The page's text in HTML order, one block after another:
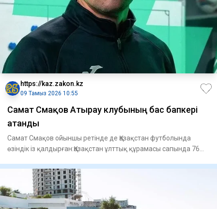
https://kaz.zakon.kz
09 Тамыз 2026 10:55
Самат Смақов Атырау клубының бас бапкері
атанды
Самат Смақов ойыншы ретінде де Қазақстан футболында
өзіндік із қалдырған:Қазақстан ұлттық құрамасы сапында 76